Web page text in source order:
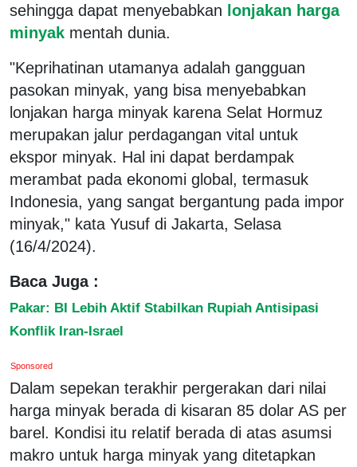
sehingga dapat menyebabkan lonjakan harga
minyak mentah dunia.
"Keprihatinan utamanya adalah gangguan
pasokan minyak, yang bisa menyebabkan
lonjakan harga minyak karena Selat Hormuz
merupakan jalur perdagangan vital untuk
ekspor minyak. Hal ini dapat berdampak
merambat pada ekonomi global, termasuk
Indonesia, yang sangat bergantung pada impor
minyak," kata Yusuf di Jakarta, Selasa
(16/4/2024).
Baca Juga :
Pakar: BI Lebih Aktif Stabilkan Rupiah Antisipasi
Konflik Iran-Israel
Sponsored
Dalam sepekan terakhir pergerakan dari nilai
harga minyak berada di kisaran 85 dolar AS per
barel. Kondisi itu relatif berada di atas asumsi
makro untuk harga minyak yang ditetapkan